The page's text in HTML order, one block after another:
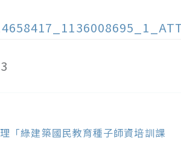
「綠建築國民教育種子師資培訓課